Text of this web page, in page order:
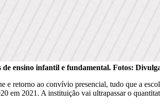
ensino infantil e fundamental. Fotos:
retorno ao convívio presencial, tudo que a
em 2021. A instituição vai ultrapassar o